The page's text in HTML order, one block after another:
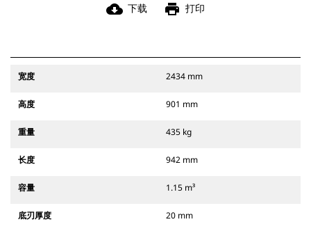
cloud_download 下载 print 打印
宽度 2434 mm
高度 901 mm
重量 435 kg
长度 942 mm
容量 1.15 m³
底刃厚度 20 mm